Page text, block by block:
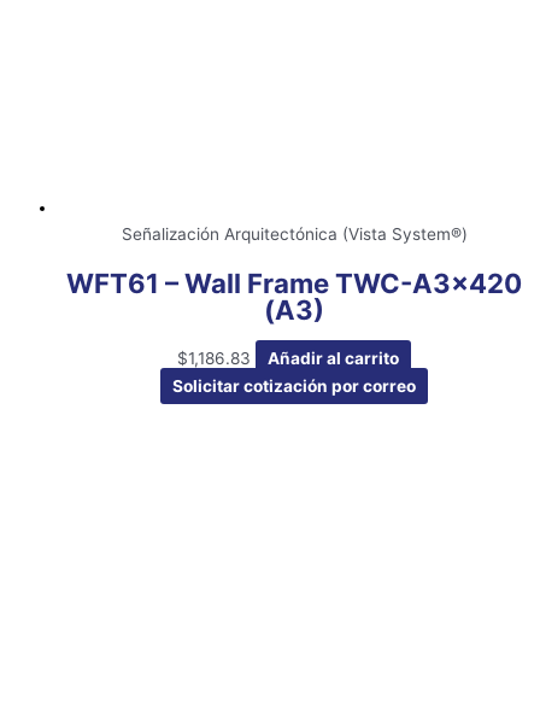
Señalización Arquitectónica (Vista System®)
WFT61 – Wall Frame TWC-A3x420
(A3)
$1,186.83
Añadir al carrito
Solicitar cotización por correo